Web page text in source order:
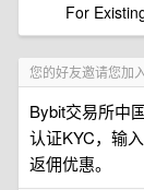
For
您的好友邀请您加
Bybit交易所中
认证KYC，输
返佣优惠。